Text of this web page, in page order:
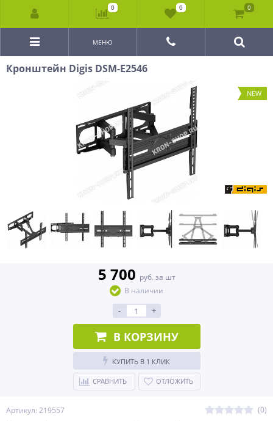
МЕНЮ
Кронштейн Digis DSM-E2546
NEW
Артикул: 219557 (0)
5 700 руб. за шт
В наличии
- +
В КОРЗИНУ
КУПИТЬ В 1 КЛИК
СРАВНИТЬ ОТЛОЖИТЬ
0 0 0